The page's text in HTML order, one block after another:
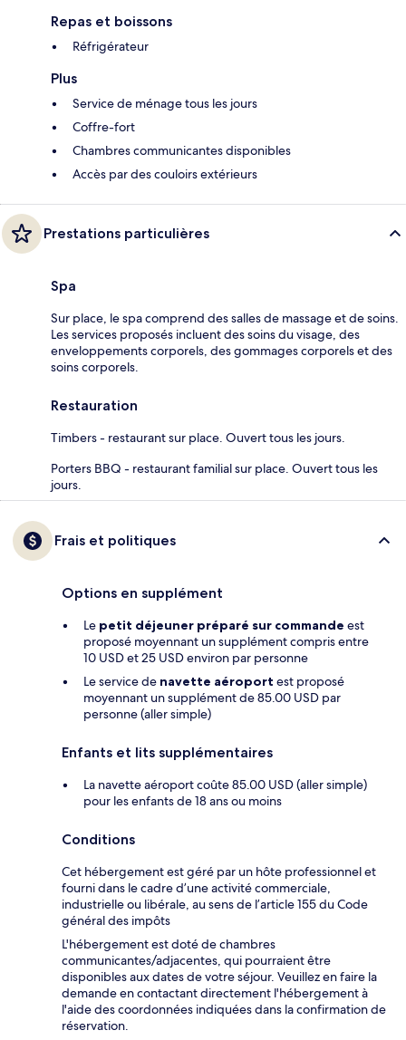
Repas et boissons
Réfrigérateur
Plus
Service de ménage tous les jours
Coffre-fort
Chambres communicantes disponibles
Accès par des couloirs extérieurs
Prestations particulières
Spa
Sur place, le spa comprend des salles de massage et de soins.
Les services proposés incluent des soins du visage, des
enveloppements corporels, des gommages corporels et des
soins corporels.
Restauration
Timbers - restaurant sur place. Ouvert tous les jours.
Porters BBQ - restaurant familial sur place. Ouvert tous les
jours.
Frais et politiques
Options en supplément
Le petit déjeuner préparé sur commande est
proposé moyennant un supplément compris entre
10 USD et 25 USD environ par personne
Le service de navette aéroport est proposé
moyennant un supplément de 85.00 USD par
personne (aller simple)
Enfants et lits supplémentaires
La navette aéroport coûte 85.00 USD (aller simple)
pour les enfants de 18 ans ou moins
Conditions
Cet hébergement est géré par un hôte professionnel et
fourni dans le cadre d’une activité commerciale,
industrielle ou libérale, au sens de l’article 155 du Code
général des impôts
L'hébergement est doté de chambres
communicantes/adjacentes, qui pourraient être
disponibles aux dates de votre séjour. Veuillez en faire la
demande en contactant directement l'hébergement à
l'aide des coordonnées indiquées dans la confirmation de
réservation.